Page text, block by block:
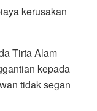
kerusakan
Tirta Alam
kepada
tidak segan